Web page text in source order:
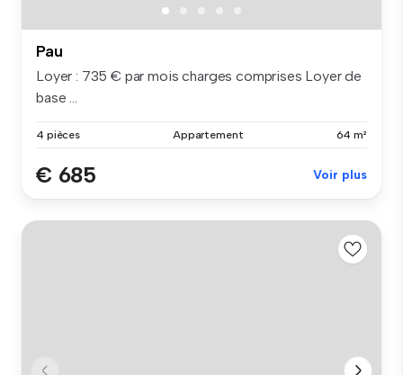
Pau
Loyer : 735 € par mois charges comprises Loyer de
base ...
4 pièces Appartement 64 m²
€ 685 Voir plus